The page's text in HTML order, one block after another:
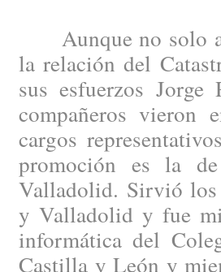
Aunque no solo a
la relación del
sus esfuerzos
compañeros vieron
cargos
promoción es la
Valladolid. Sirvió los
y Valladolid y fue
informática del
Castilla y León y